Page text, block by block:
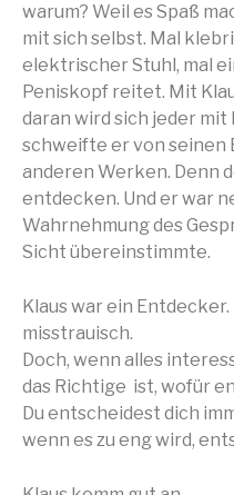
warum? Weil es Spaß
mit sich selbst. Mal
elektrischer Stuhl, mal
Peniskopf reitet. Mit
daran wird sich jeder
schweifte er von seinen
anderen Werken. Denn
entdecken. Und er war
Wahrnehmung des
Sicht übereinstimmte.
Klaus war ein
misstrauisch.
Doch, wenn alles
das Richtige ist, wofür
Du entscheidest dich
wenn es zu eng wird,